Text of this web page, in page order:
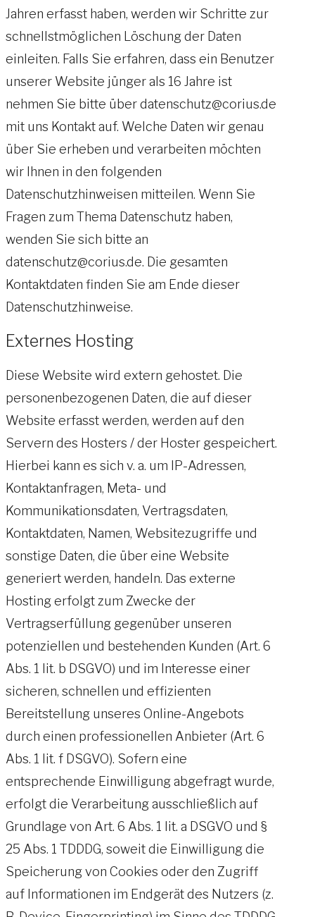
Jahren erfasst haben, werden wir Schritte zur
schnellstmöglichen Löschung der Daten
einleiten. Falls Sie erfahren, dass ein Benutzer
unserer Website jünger als 16 Jahre ist
nehmen Sie bitte über datenschutz@corius.de
mit uns Kontakt auf. Welche Daten wir genau
über Sie erheben und verarbeiten möchten
wir Ihnen in den folgenden
Datenschutzhinweisen mitteilen. Wenn Sie
Fragen zum Thema Datenschutz haben,
wenden Sie sich bitte an
datenschutz@corius.de. Die gesamten
Kontaktdaten finden Sie am Ende dieser
Datenschutzhinweise.
Externes Hosting
Diese Website wird extern gehostet. Die
personenbezogenen Daten, die auf dieser
Website erfasst werden, werden auf den
Servern des Hosters / der Hoster gespeichert.
Hierbei kann es sich v. a. um IP-Adressen,
Kontaktanfragen, Meta- und
Kommunikationsdaten, Vertragsdaten,
Kontaktdaten, Namen, Websitezugriffe und
sonstige Daten, die über eine Website
generiert werden, handeln. Das externe
Hosting erfolgt zum Zwecke der
Vertragserfüllung gegenüber unseren
potenziellen und bestehenden Kunden (Art. 6
Abs. 1 lit. b DSGVO) und im Interesse einer
sicheren, schnellen und effizienten
Bereitstellung unseres Online-Angebots
durch einen professionellen Anbieter (Art. 6
Abs. 1 lit. f DSGVO). Sofern eine
entsprechende Einwilligung abgefragt wurde,
erfolgt die Verarbeitung ausschließlich auf
Grundlage von Art. 6 Abs. 1 lit. a DSGVO und §
25 Abs. 1 TDDDG, soweit die Einwilligung die
Speicherung von Cookies oder den Zugriff
auf Informationen im Endgerät des Nutzers (z.